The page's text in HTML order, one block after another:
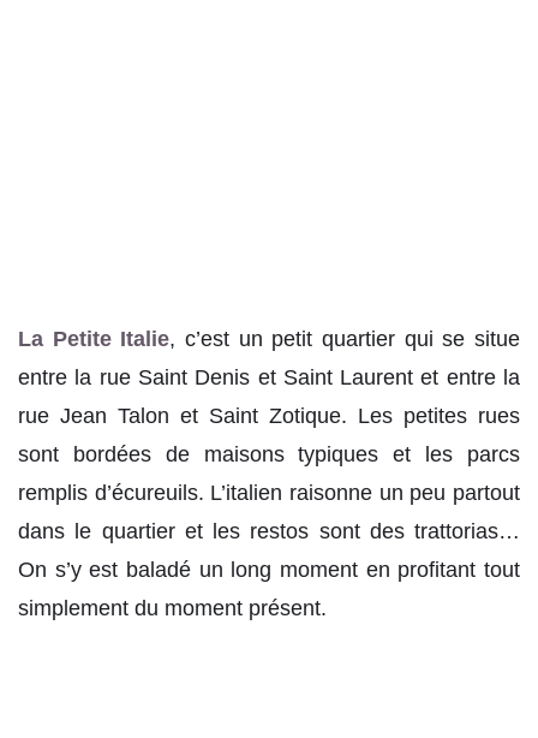
La Petite Italie, c’est un petit quartier qui se situe
entre la rue Saint Denis et Saint Laurent et entre la
rue Jean Talon et Saint Zotique. Les petites rues
sont bordées de maisons typiques et les parcs
remplis d’écureuils. L’italien raisonne un peu partout
dans le quartier et les restos sont des trattorias…
On s’y est baladé un long moment en profitant tout
simplement du moment présent.